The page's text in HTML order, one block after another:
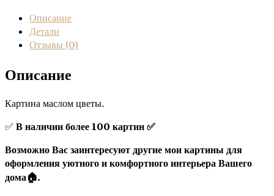
Описание
Детали
Отзывы (0)
Описание
Картина маслом цветы.
✅ В наличии более 100 картин ✅
Возможно Вас заинтересуют другие мои картины для
оформления уютного и комфортного интерьера Вашего
дома🏠.